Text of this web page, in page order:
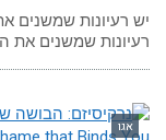
יש רעיונות שמשנים את
רעיונות שמשנים את
אגו